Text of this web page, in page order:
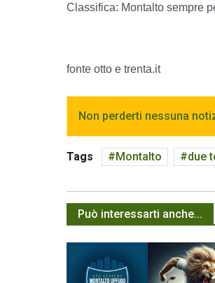
Classifica: Montalto sempre
fonte otto e trenta.it
Non perderti nessuna
Tags Montalto due
Può interessarti anche...